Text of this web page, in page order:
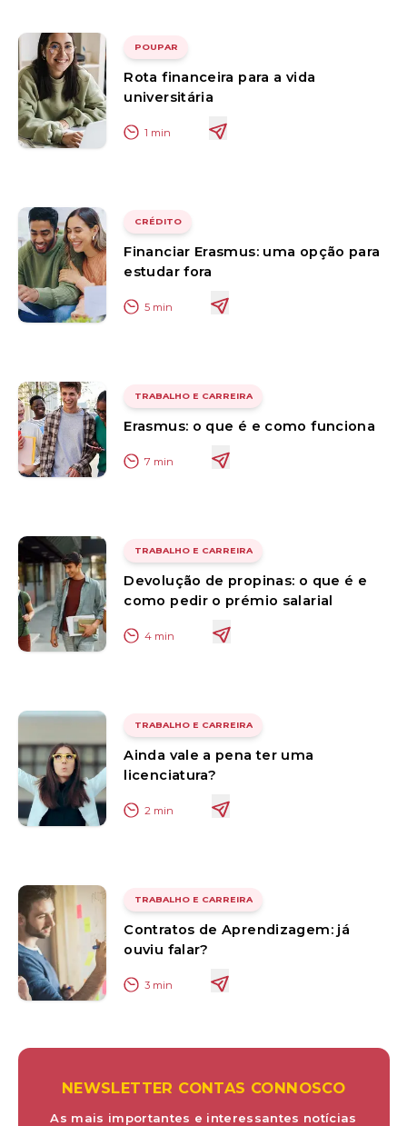
POUPAR
Rota financeira para a vida
universitária
1 min
CRÉDITO
Financiar Erasmus: uma opção para
estudar fora
5 min
TRABALHO E CARREIRA
Erasmus: o que é e como funciona
7 min
TRABALHO E CARREIRA
Devolução de propinas: o que é e
como pedir o prémio salarial
4 min
TRABALHO E CARREIRA
Ainda vale a pena ter uma
licenciatura?
2 min
TRABALHO E CARREIRA
Contratos de Aprendizagem: já
ouviu falar?
3 min
NEWSLETTER CONTAS CONNOSCO
As mais importantes e interessantes notícias